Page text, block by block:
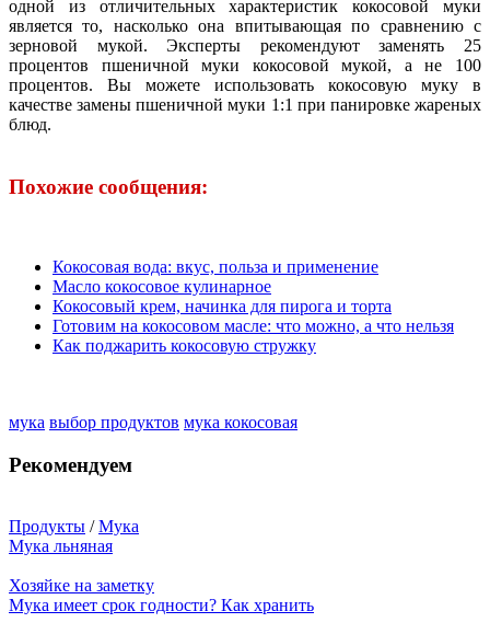
одной из отличительных характеристик кокосовой муки
является то, насколько она впитывающая по сравнению с
зерновой мукой. Эксперты рекомендуют заменять 25
процентов пшеничной муки кокосовой мукой, а не 100
процентов. Вы можете использовать кокосовую муку в
качестве замены пшеничной муки 1:1 при панировке жареных
блюд.
Похожие сообщения:
Кокосовая вода: вкус, польза и применение
Масло кокосовое кулинарное
Кокосовый крем, начинка для пирога и торта
Готовим на кокосовом масле: что можно, а что нельзя
Как поджарить кокосовую стружку
мука выбор продуктов мука кокосовая
Рекомендуем
Продукты /Мука
Мука льняная
Хозяйке на заметку
Мука имеет срок годности? Как хранить